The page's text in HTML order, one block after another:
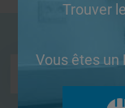
Trouver
Vous êtes un